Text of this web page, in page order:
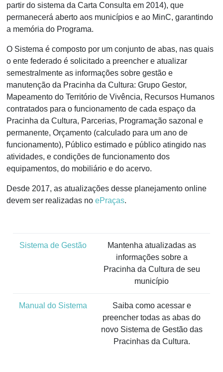
partir do sistema da Carta Consulta em 2014), que
permanecerá aberto aos municípios e ao MinC, garantindo
a memória do Programa.
O Sistema é composto por um conjunto de abas, nas quais
o ente federado é solicitado a preencher e atualizar
semestralmente as informações sobre gestão e
manutenção da Pracinha da Cultura: Grupo Gestor,
Mapeamento do Território de Vivência, Recursos Humanos
contratados para o funcionamento de cada espaço da
Pracinha da Cultura, Parcerias, Programação sazonal e
permanente, Orçamento (calculado para um ano de
funcionamento), Público estimado e público atingido nas
atividades, e condições de funcionamento dos
equipamentos, do mobiliário e do acervo.
Desde 2017, as atualizações desse planejamento online
devem ser realizadas no ePraças.
Sistema de Gestão
Mantenha atualizadas as
informações sobre a
Pracinha da Cultura de seu
município
Manual do Sistema
Saiba como acessar e
preencher todas as abas do
novo Sistema de Gestão das
Pracinhas da Cultura.